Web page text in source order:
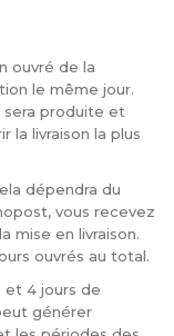
ouvré de la
le même jour.
sera produite et
la livraison la plus
dépendra du
vous recevez
mise en livraison.
ouvrés au total.
et 4 jours de
générer